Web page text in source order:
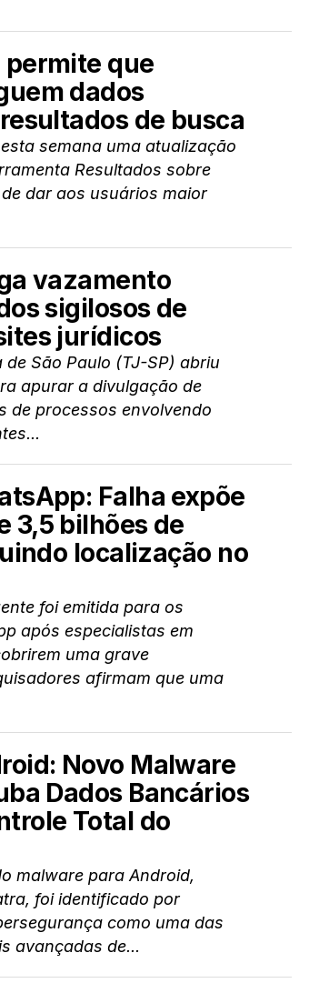
permite que
dados
de busca
semana uma atualização
Resultados sobre
dar aos usuários maior
vazamento
sigilosos de
jurídicos
São Paulo (TJ-SP) abriu
apurar a divulgação de
de processos envolvendo
Falha expõe
3,5 bilhões de
localização no
foi emitida para os
após especialistas em
uma grave
afirmam que uma
Novo Malware
Dados Bancários
Total do
malware para Android,
foi identificado por
como uma das
avançadas de...